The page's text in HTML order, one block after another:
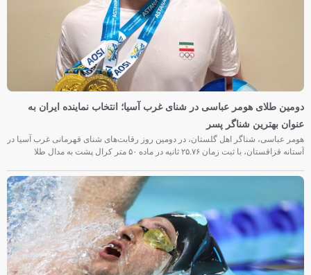
دومین طلای هومر عباسی در شنای غرب آسیا؛ انتخاب نماینده ایران به
عنوان بهترین شناگر پسر
هومر عباسی، شناگر اهل گلستان، در دومین روز رقابت‌های شنای قهرمانی غرب آسیا در
آستانه قزاقستان، با ثبت زمان ۲۵.۷۶ ثانیه در ماده ۵۰ متر کرال پشت به مدال طلا